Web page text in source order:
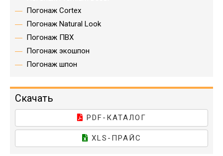
Погонаж Cortex
Погонаж Natural Look
Погонаж ПВХ
Погонаж экошпон
Погонаж шпон
Скачать
PDF-КАТАЛОГ
XLS-ПРАЙС